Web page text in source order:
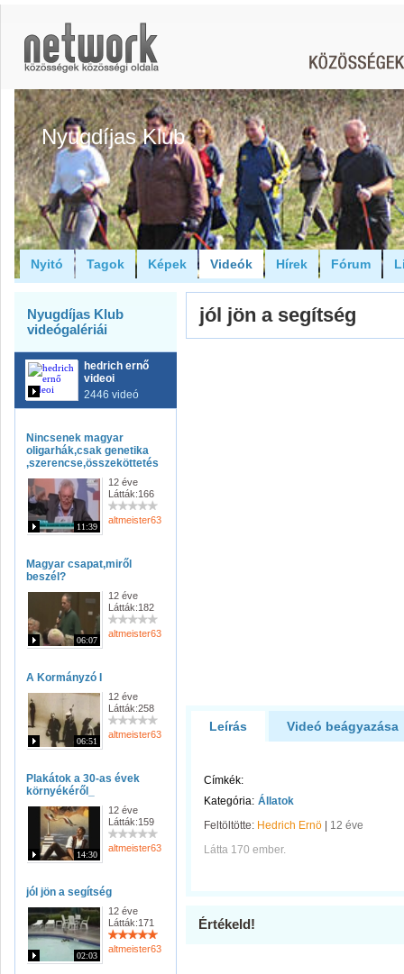
Nyugdíjas Klub
Nyitó Tagok Képek Videók Hírek Fórum
Nyugdíjas Klub
videógalériái
hedrich ernő
videoi
2446 videó
Nincsenek magyar
oligarhák,csak genetika
,szerencse,összeköttetés
11:39
12 éve
Látták:166
altmeister63
Magyar csapat,miről
beszél?
06:07
12 éve
Látták:182
altmeister63
A Kormányzó I
06:51
12 éve
Látták:258
altmeister63
Plakátok a 30-as évek
környékéről_
14:30
12 éve
Látták:159
altmeister63
jól jön a segítség
02:03
12 éve
Látták:171
altmeister63
jól jön a segítség
Leírás Videó beágyazása
Címkék:
Kategória: Állatok
Feltöltötte: Hedrich Ernö
12 éve
Látta 170 ember.
Értékeld!